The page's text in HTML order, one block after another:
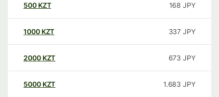
500 KZT 168 JPY
1000 KZT 337 JPY
2000 KZT 673 JPY
5000 KZT 1.683 JPY